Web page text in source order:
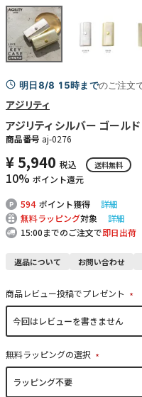
明日8/8 15時までのご注文
アジリティ
アジリティ シルバー ゴール
商品番号 aj-0276
¥5,940 税込 送料無料
10% ポイント還元
594 ポイント獲得
詳細
無料ラッピング対象
詳細
15:00までのご注文で即日出荷
返品について お問い合わせ
商品レビュー投稿でプレゼント
(
無料ラッピングの選択
(